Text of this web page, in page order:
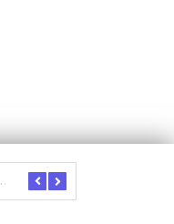
Exploring Historical Photos – Postcard from the Kwantung Army